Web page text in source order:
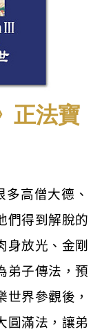
正法寶
高僧大德、
們得到解脫的
身放光、金剛
弟子傳法，預
界參觀後，
圓滿法，讓弟